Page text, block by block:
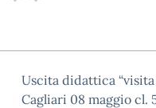
Uscita didattica
Cagliari 08 maggio cl.